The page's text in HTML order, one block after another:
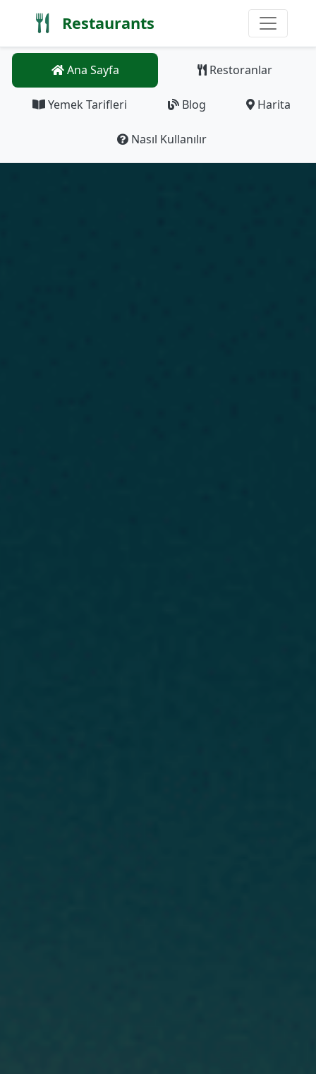
Restaurants
Ana Sayfa Restoranlar
Yemek Tarifleri Blog Harita
Nasıl Kullanılır